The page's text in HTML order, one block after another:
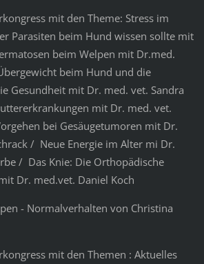
mit den Theme: Stress im
Parasiten beim Hund wissen sollte mit
beim Welpen mit Dr.med.
beim Hund und die
Gesundheit mit Dr. med. vet. Sandra
mit Dr. med. vet.
bei Gesäugetumoren mit Dr.
/ Neue Energie im Alter mi Dr.
/ Das Knie: Die Orthopädische
mit Dr. med.vet. Daniel Koch
- Normalverhalten von Christina
mit den Themen : Aktuelles